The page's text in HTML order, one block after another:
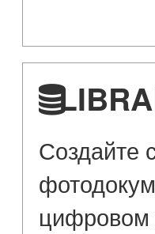
Создайте
цифровом